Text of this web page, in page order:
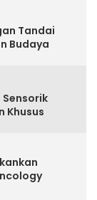
Tandai
Budaya
Sensorik
Khusus